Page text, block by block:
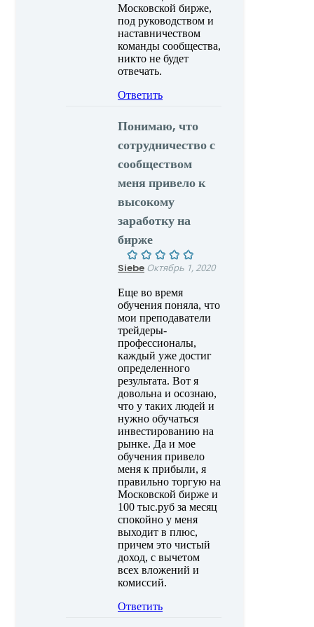
Московской бирже,
под руководством и
наставничеством
команды сообщества,
никто не будет
отвечать.
Ответить
Понимаю, что
сотрудничество с
сообществом
меня привело к
высокому
заработку на
бирже
Siebe Октябрь 1, 2020
Еще во время
обучения поняла, что
мои преподаватели
трейдеры-
профессионалы,
каждый уже достиг
определенного
результата. Вот я
довольна и осознаю,
что у таких людей и
нужно обучаться
инвестированию на
рынке. Да и мое
обучения привело
меня к прибыли, я
правильно торгую на
Московской бирже и
100 тыс.руб за месяц
спокойно у меня
выходит в плюс,
причем это чистый
доход, с вычетом
всех вложений и
комиссий.
Ответить